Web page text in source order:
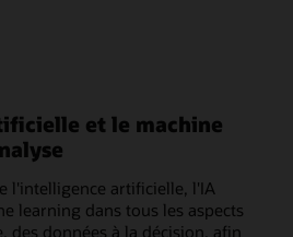
et le machine
l'intelligence artificielle, l'IA
learning dans tous les aspects
des données à la décision, afin